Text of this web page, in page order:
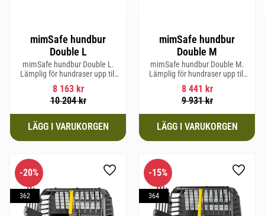
mimSafe hundbur
Double L
mimSafe hundbur Double L.
Lämplig för hundraser upp till
58 cm i mankhöjd.
8 163kr
10 204kr
mimSafe hundbur
Double M
mimSafe hundbur Double M.
Lämplig för hundraser upp till
58 cm i mankhöjd.
8 441 kr
9 931kr
20%
362
Lägg till i favoriter
15%
364
Lägg